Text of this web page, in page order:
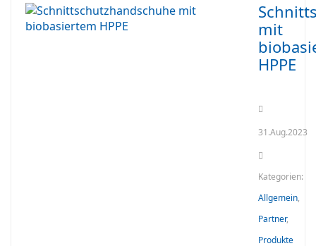
mit
HPPE
31.Aug.2023
Kategorien:
Allgemein,
Partner,
Produkte